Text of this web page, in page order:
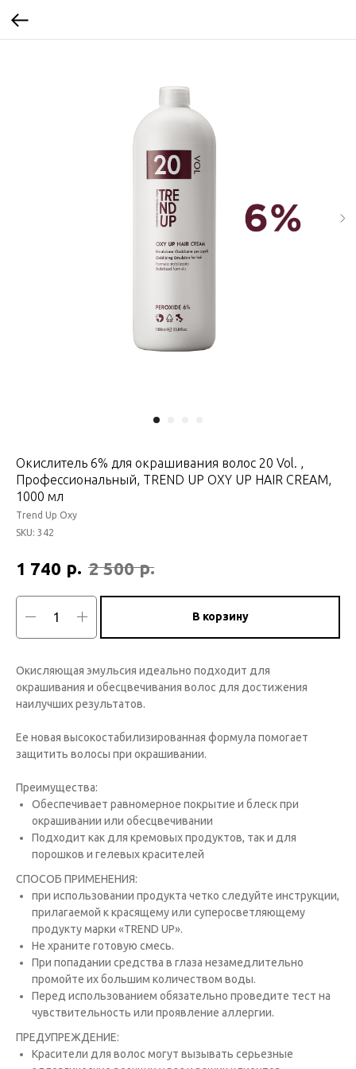
Окислитель 6% для окрашивания волос 20 Vol. ,
Профессиональный, TREND UP OXY UP HAIR CREAM,
1000 мл
Trend Up Oxy
SKU: 342
1 740 р. 2 500 р.
В корзину
Окисляющая эмульсия идеально подходит для
окрашивания и обесцвечивания волос для достижения
наилучших результатов.
Ее новая высокостабилизированная формула помогает
защитить волосы при окрашивании.
Преимущества:
Обеспечивает равномерное покрытие и блеск при
окрашивании или обесцвечивании
⁠Подходит как для кремовых продуктов, так и для
порошков и гелевых красителей
СПОСОБ ПРИМЕНЕНИЯ:
при использовании продукта четко следуйте инструкции,
прилагаемой к красящему или суперосветляющему
продукту марки «TREND UP».
Не храните готовую смесь.
При попадании средства в глаза незамедлительно
промойте их большим количеством воды.
Перед использованием обязательно проведите тест на
чувствительность или проявление аллергии.
ПРЕДУПРЕЖДЕНИЕ:
Красители для волос могут вызывать серьезные